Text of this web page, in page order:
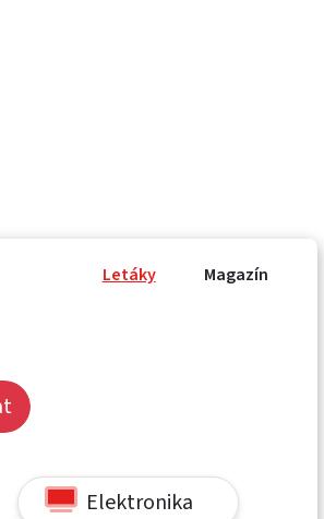
Letáky Magazín
Elektronika